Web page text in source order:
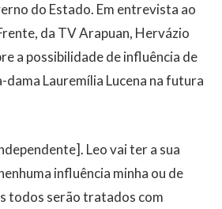
do Estado. Em entrevista ao
da TV Arapuan, Hervázio
a possibilidade de influência de
dama Lauremília Lucena na futura
Leo vai ter a sua
influência minha ou de
todos serão tratados com